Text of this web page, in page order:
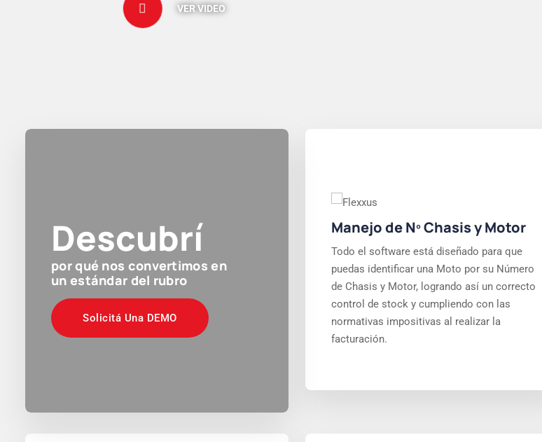
VER VIDEO
Descubrí
por qué nos convertimos en
un estándar del rubro
Solicitá Una DEMO
Manejo de Nº Chasis y Motor
Todo el software está diseñado para que
puedas identificar una Moto por su Número
de Chasis y Motor, logrando así un correcto
control de stock y cumpliendo con las
normativas impositivas al realizar la
facturación.